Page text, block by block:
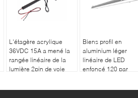
L'étagère acrylique
36VDC 15A a mené la
rangée linéaire de la
lumière 2pin de voie
Biens profil en
aluminium léger
linéaire de LED
enfoncé 120 par